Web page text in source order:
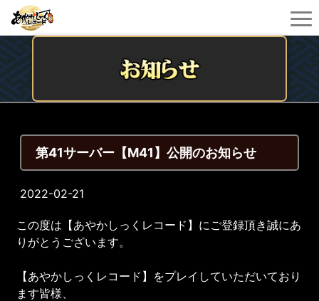
第41サーバー【M41】公開のお知らせ
2022-02-21
この度は【あやかしっくレコード】にご登録頂き誠にあ
りがとうございます。
【あやかしっくレコード】をプレイしていただいており
ます皆様、